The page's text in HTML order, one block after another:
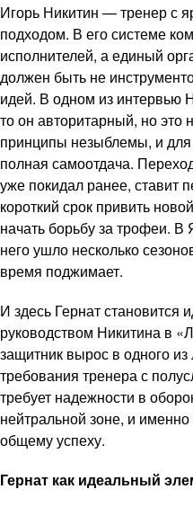
Игорь Никитин — тренер с
подходом. В его системе
исполнителей, а единый
должен быть не
идей. В одном из интервью
то он авторитарный, но это
принципы незыблемы, и
полная самоотдача.
уже покидал ранее, ставит
короткий срок привить
начать борьбу за трофеи. В
него ушло несколько
время поджимает.
И здесь Гернат
руководством Никитина в
защитник вырос в одного
требования тренера с
требует надежности в
нейтральной зоне, и
общему успеху.
Гернат как идеальный